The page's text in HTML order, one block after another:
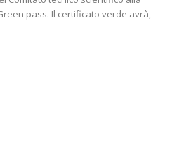
pass. Il certificato verde avrà,